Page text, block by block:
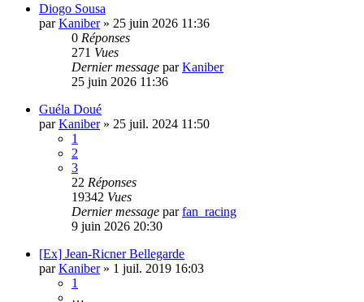
Diogo Sousa
parKaniber» 25 juin 2026 11:36
0 Réponses
271 Vues
Dernier message parKaniber
25 juin 2026 11:36
Guéla Doué
parKaniber» 25 juil. 2024 11:50
1
2
3
22 Réponses
19342 Vues
Dernier message parfan_racing
9 juin 2026 20:30
[Ex] Jean-Ricner Bellegarde
parKaniber» 1 juil. 2019 16:03
1
…